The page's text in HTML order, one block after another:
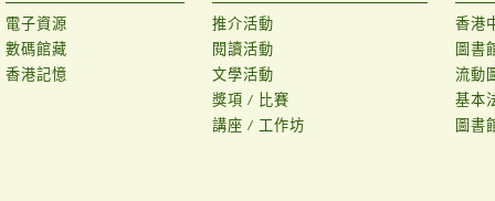
電子資源
數碼館藏
香港記憶
推介活動
閱讀活動
文學活動
獎項 / 比賽
講座 / 工作坊
香港
圖書
流動
基本
圖書